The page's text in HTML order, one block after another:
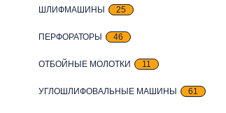
ШЛИФМАШИНЫ 25
ПЕРФОРАТОРЫ 46
ОТБОЙНЫЕ МОЛОТКИ 11
УГЛОШЛИФОВАЛЬНЫЕ МАШИНЫ 61